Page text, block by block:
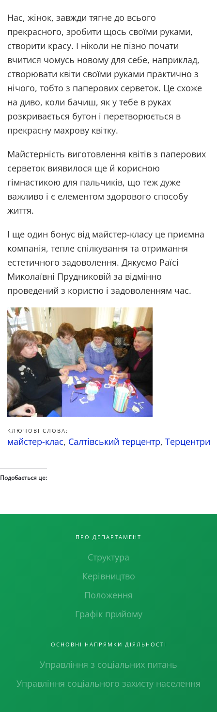
Нас, жінок, завжди тягне до всього
прекрасного, зробити щось своїми руками,
створити красу. І ніколи не пізно почати
вчитися чомусь новому для себе, наприклад,
створювати квіти своїми руками практично з
нічого, тобто з паперових серветок. Це схоже
на диво, коли бачиш, як у тебе в руках
розкривається бутон і перетворюється в
прекрасну махрову квітку.
Майстерність виготовлення квітів з паперових
серветок виявилося ще й корисною
гімнастикою для пальчиків, що теж дуже
важливо і є елементом здорового способу
життя.
І ще один бонус від майстер-класу це приємна
компанія, тепле спілкування та отримання
естетичного задоволення. Дякуємо Раїсі
Миколаївні Прудниковій за відмінно
проведений з користю і задоволенням час.
КЛЮЧОВІ СЛОВА:
майстер-клас, Салтівський терцентр, Терцентри
Подобається це:
ПРО ДЕПАРТАМЕНТ
Структура
Керівництво
Положення
Графік прийому
ОСНОВНІ НАПРЯМКИ ДІЯЛЬНОСТІ
Управління з соціальних питань
Управління соціального захисту населення